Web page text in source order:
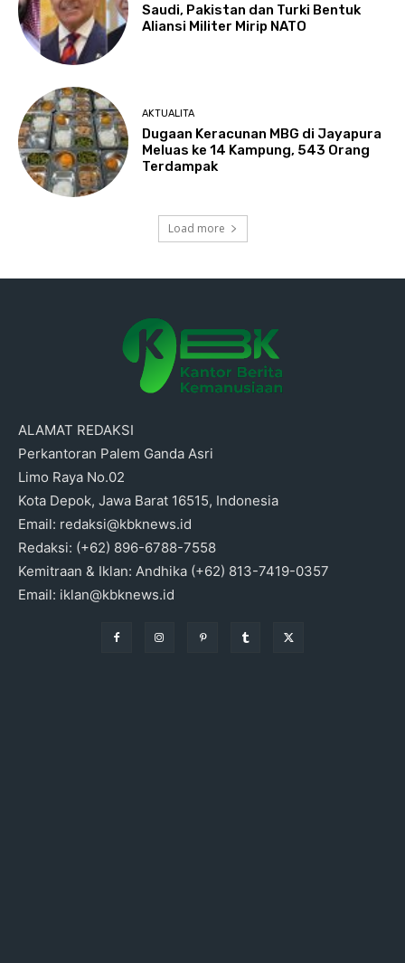
Saudi, Pakistan dan Turki Bentuk
Aliansi Militer Mirip NATO
AKTUALITA
Dugaan Keracunan MBG di Jayapura
Meluas ke 14 Kampung, 543 Orang
Terdampak
Load more
ALAMAT REDAKSI
Perkantoran Palem Ganda Asri
Limo Raya No.02
Kota Depok, Jawa Barat 16515, Indonesia
Email: redaksi@kbknews.id
Redaksi: (+62) 896-6788-7558
Kemitraan & Iklan: Andhika (+62) 813-7419-0357
Email: iklan@kbknews.id